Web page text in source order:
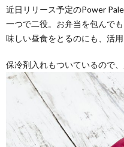
近日リリース予定のPower
一つで二役。お弁当を包んで
味しい昼食をとるのにも、活用
保冷剤入れもついているので、